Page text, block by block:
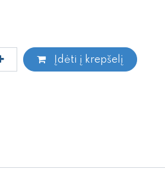
Įdėti į krepšelį